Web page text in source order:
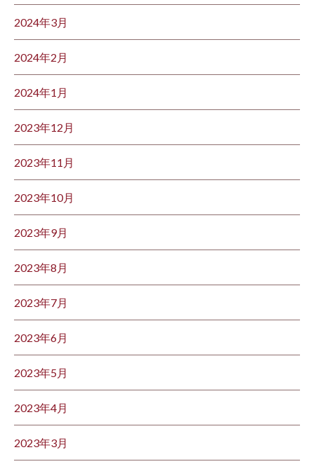
2024年3月
2024年2月
2024年1月
2023年12月
2023年11月
2023年10月
2023年9月
2023年8月
2023年7月
2023年6月
2023年5月
2023年4月
2023年3月